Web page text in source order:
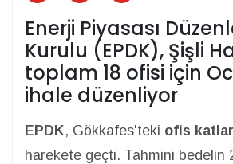
Enerji Piyasası
Kurulu (EPDK), Şişli
toplam 18 ofisi için
ihale düzenliyor
EPDK, Gökkafes'teki ofis
harekete geçti. Tahmini bedelin